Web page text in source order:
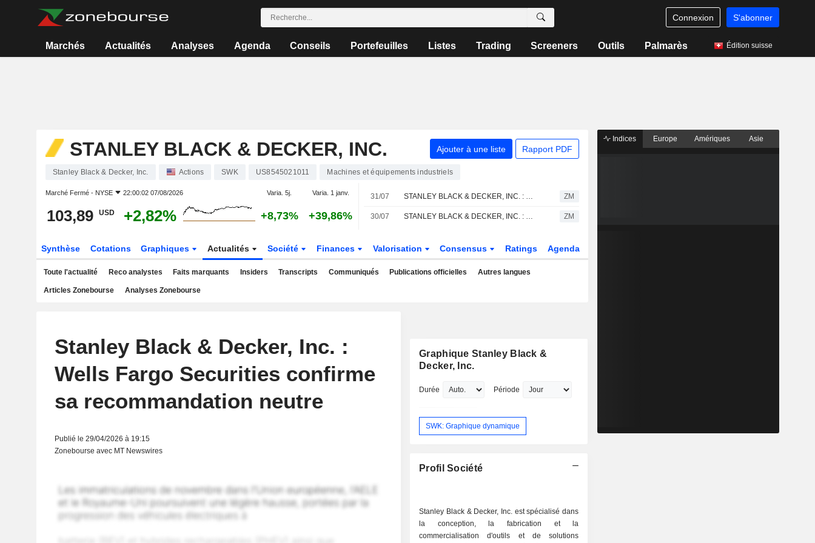
Connexion S'abonner
Marchés Actualités Analyses Agenda Conseils Portefeuilles Listes Trading Screeners Outils Palmarès Édition suisse
STANLEY BLACK & DECKER, INC. Ajouter à une liste Rapport PDF
Stanley Black & Decker, Inc. Actions SWK US8545021011 Machines et équipements industriels
Marché Fermé - NYSE 22:00:02 07/08/2026 Varia. 5j. Varia. 1 janv.
103,89 USD +2,82% +8,73% +39,86%
31/07 STANLEY BLACK & DECKER, INC. : Citigroup maintient sa recommandation à l'achat ZM
30/07 STANLEY BLACK & DECKER, INC. : Goldman Sachs n'est pas inspiré par le dossier ZM
Synthèse Cotations Graphiques Actualités Société Finances Valorisation Consensus Ratings Agenda
Toute l'actualité Reco analystes Faits marquants Insiders Transcripts Communiqués Publications officielles Autres langues
Articles Zonebourse Analyses Zonebourse
Stanley Black & Decker, Inc. :
Wells Fargo Securities confirme
sa recommandation neutre
Publié le 29/04/2026 à 19:15
Zonebourse avec MT Newswires
Graphique Stanley Black &
Decker, Inc.
Durée Période
SWK: Graphique dynamique
Profil Société
Stanley Black & Decker, Inc. est spécialisé dans
la conception, la fabrication et la
commercialisation d'outils et de solutions
Indices Europe Amériques Asie